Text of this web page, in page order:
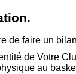
de faire un
de Votre
au